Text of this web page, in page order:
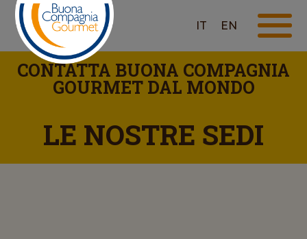
IT EN
CONTATTA BUONA COMPAGNIA
GOURMET DAL MONDO​​
LE NOSTRE SEDI